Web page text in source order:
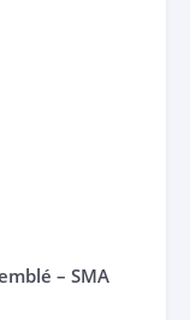
– SMA